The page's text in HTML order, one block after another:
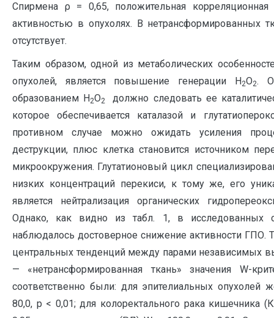
Спирмена ρ = 0,65, положительная
активностью в опухолях. В нетрансформированных
отсутствует.
Таким образом, одной из метаболических
опухолей, является повышение генерации Н2О2.
образованием Н2О2должно следовать ее
которое обеспечивается каталазой и
противном случае можно ожидать усиления
деструкции, плюс клетка становится источником
микроокружения. Глутатионовый цикл
низких концентраций перекиси, к тому же, его
является нейтрализация органических
Однако, как видно из табл. 1, в исследованных
наблюдалось достоверное снижение активности ГПО.
центральных тенденций между парами независимых
— «нетрансформированная ткань» значения W-
соответственно были: для эпителиальных опухолей
80,0, р < 0,01; для колоректального рака кишечника